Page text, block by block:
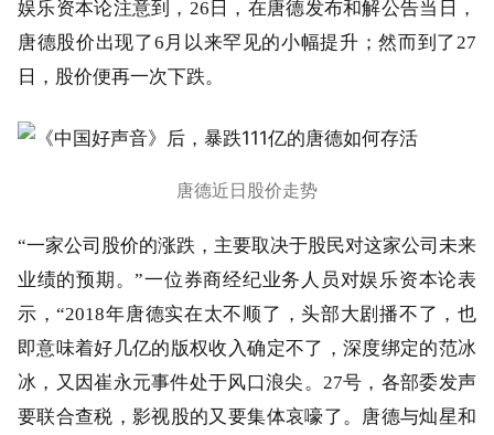
娱乐资本论注意到，26日，在唐德发布和解公告当日，
唐德股价出现了6月以来罕见的小幅提升；然而到了27
日，股价便再一次下跌。
唐德近日股价走势
“一家公司股价的涨跌，主要取决于股民对这家公司未来
业绩的预期。”一位券商经纪业务人员对娱乐资本论表
示，“2018年唐德实在太不顺了，头部大剧播不了，也
即意味着好几亿的版权收入确定不了，深度绑定的范冰
冰，又因崔永元事件处于风口浪尖。27号，各部委发声
要联合查税，影视股的又要集体哀嚎了。唐德与灿星和